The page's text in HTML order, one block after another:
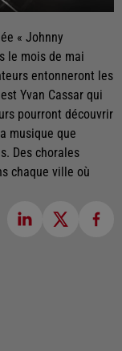
« Johnny
le mois de mai
entonneront les
Yvan Cassar qui
pourront découvrir
musique que
Des chorales
chaque ville où